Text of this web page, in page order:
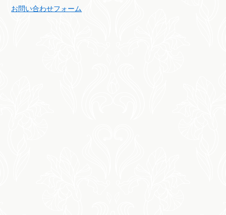
お問い合わせフォーム